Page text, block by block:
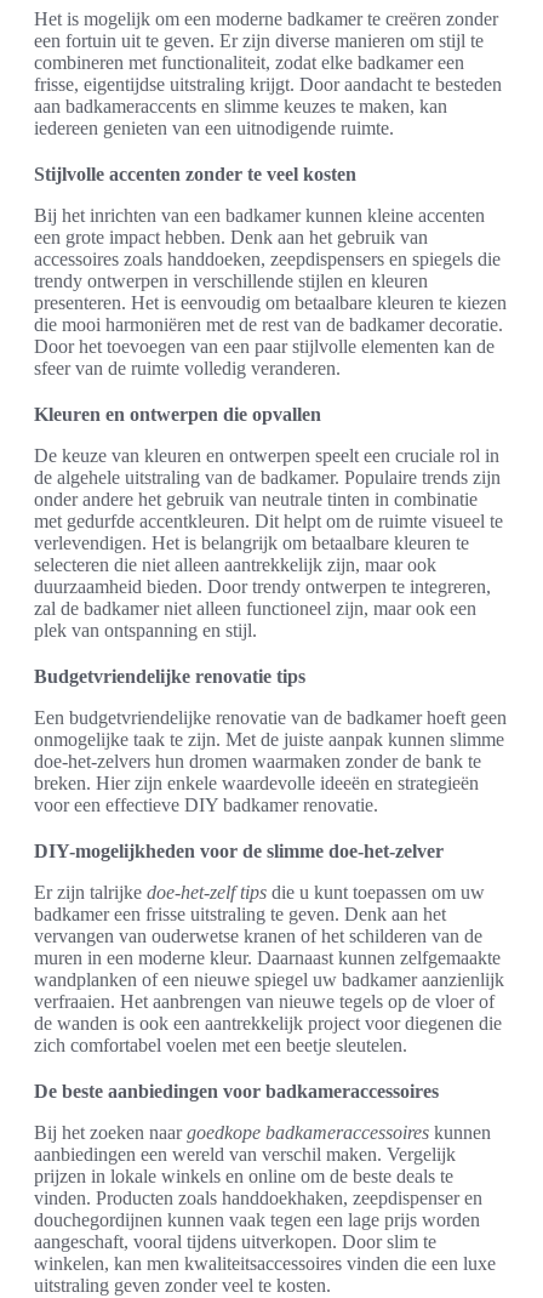
Het is mogelijk om een moderne badkamer te creëren zonder
een fortuin uit te geven. Er zijn diverse manieren om stijl te
combineren met functionaliteit, zodat elke badkamer een
frisse, eigentijdse uitstraling krijgt. Door aandacht te besteden
aan badkameraccents en slimme keuzes te maken, kan
iedereen genieten van een uitnodigende ruimte.
Stijlvolle accenten zonder te veel kosten
Bij het inrichten van een badkamer kunnen kleine accenten
een grote impact hebben. Denk aan het gebruik van
accessoires zoals handdoeken, zeepdispensers en spiegels die
trendy ontwerpen in verschillende stijlen en kleuren
presenteren. Het is eenvoudig om betaalbare kleuren te kiezen
die mooi harmoniëren met de rest van de badkamer decoratie.
Door het toevoegen van een paar stijlvolle elementen kan de
sfeer van de ruimte volledig veranderen.
Kleuren en ontwerpen die opvallen
De keuze van kleuren en ontwerpen speelt een cruciale rol in
de algehele uitstraling van de badkamer. Populaire trends zijn
onder andere het gebruik van neutrale tinten in combinatie
met gedurfde accentkleuren. Dit helpt om de ruimte visueel te
verlevendigen. Het is belangrijk om betaalbare kleuren te
selecteren die niet alleen aantrekkelijk zijn, maar ook
duurzaamheid bieden. Door trendy ontwerpen te integreren,
zal de badkamer niet alleen functioneel zijn, maar ook een
plek van ontspanning en stijl.
Budgetvriendelijke renovatie tips
Een budgetvriendelijke renovatie van de badkamer hoeft geen
onmogelijke taak te zijn. Met de juiste aanpak kunnen slimme
doe-het-zelvers hun dromen waarmaken zonder de bank te
breken. Hier zijn enkele waardevolle ideeën en strategieën
voor een effectieve DIY badkamer renovatie.
DIY-mogelijkheden voor de slimme doe-het-zelver
Er zijn talrijke doe-het-zelf tips die u kunt toepassen om uw
badkamer een frisse uitstraling te geven. Denk aan het
vervangen van ouderwetse kranen of het schilderen van de
muren in een moderne kleur. Daarnaast kunnen zelfgemaakte
wandplanken of een nieuwe spiegel uw badkamer aanzienlijk
verfraaien. Het aanbrengen van nieuwe tegels op de vloer of
de wanden is ook een aantrekkelijk project voor diegenen die
zich comfortabel voelen met een beetje sleutelen.
De beste aanbiedingen voor badkameraccessoires
Bij het zoeken naargoedkope badkameraccessoires kunnen
aanbiedingen een wereld van verschil maken. Vergelijk
prijzen in lokale winkels en online om de beste deals te
vinden. Producten zoals handdoekhaken, zeepdispenser en
douchegordijnen kunnen vaak tegen een lage prijs worden
aangeschaft, vooral tijdens uitverkopen. Door slim te
winkelen, kan men kwaliteitsaccessoires vinden die een luxe
uitstraling geven zonder veel te kosten.